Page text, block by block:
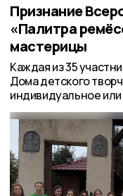
Признание
«Палитра
мастерицы
Каждая из 35
Дома детского
индивидуальное